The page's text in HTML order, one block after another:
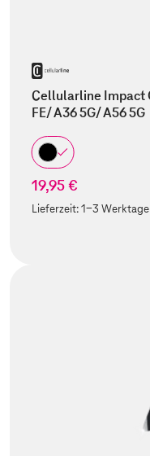
Cellularline Impact
FE/ A36 5G/ A56 5G
19,95 €
Lieferzeit:1-3 Werktage